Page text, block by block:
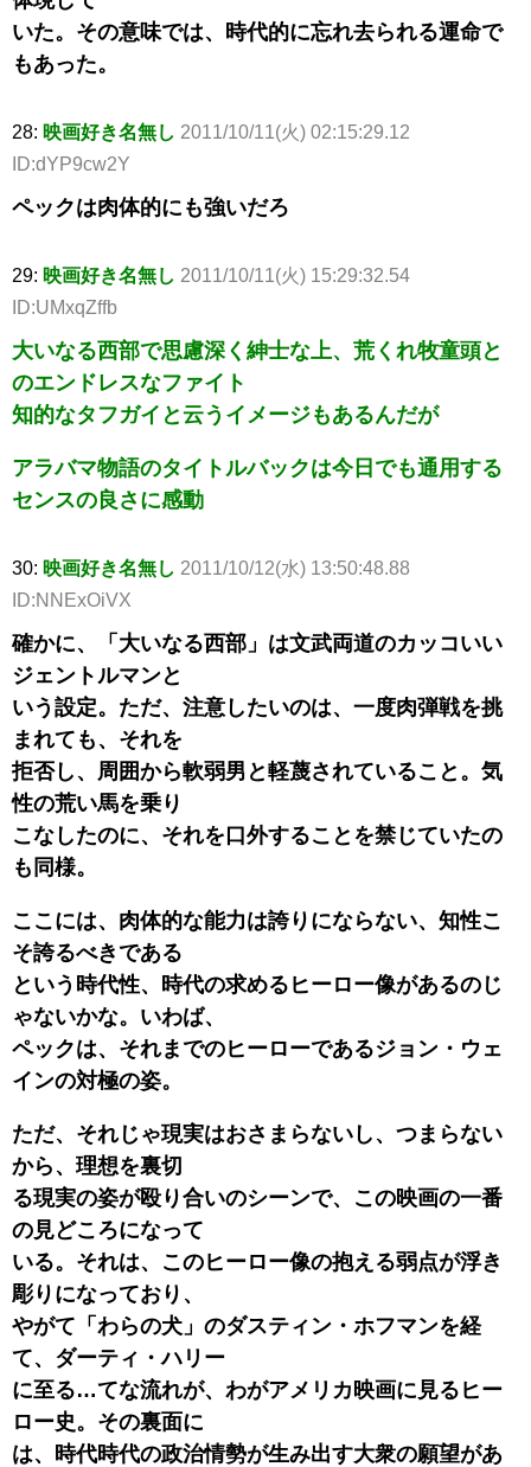
いた。その意味では、時代的に忘れ去られる運命で
もあった。
28: 映画好き名無し 2011/10/11(火) 02:15:29.12
ID:dYP9cw2Y
ペックは肉体的にも強いだろ
29: 映画好き名無し 2011/10/11(火) 15:29:32.54
ID:UMxqZffb
大いなる西部で思慮深く紳士な上、荒くれ牧童頭と
のエンドレスなファイト
知的なタフガイと云うイメージもあるんだが
アラバマ物語のタイトルバックは今日でも通用する
センスの良さに感動
30: 映画好き名無し 2011/10/12(水) 13:50:48.88
ID:NNExOiVX
確かに、「大いなる西部」は文武両道のカッコいい
ジェントルマンと
いう設定。ただ、注意したいのは、一度肉弾戦を挑
まれても、それを
拒否し、周囲から軟弱男と軽蔑されていること。気
性の荒い馬を乗り
こなしたのに、それを口外することを禁じていたの
も同様。
ここには、肉体的な能力は誇りにならない、知性こ
そ誇るべきである
という時代性、時代の求めるヒーロー像があるのじ
ゃないかな。いわば、
ペックは、それまでのヒーローであるジョン・ウェ
インの対極の姿。
ただ、それじゃ現実はおさまらないし、つまらない
から、理想を裏切
る現実の姿が殴り合いのシーンで、この映画の一番
の見どころになって
いる。それは、このヒーロー像の抱える弱点が浮き
彫りになっており、
やがて「わらの犬」のダスティン・ホフマンを経
て、ダーティ・ハリー
に至る…てな流れが、わがアメリカ映画に見るヒー
ロー史。その裏面に
は、時代時代の政治情勢が生み出す大衆の願望があ